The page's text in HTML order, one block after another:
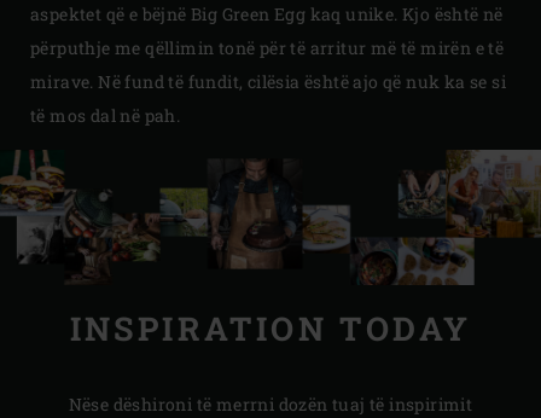
aspektet që e bëjnë Big Green Egg kaq unike. Kjo është në
përputhje me qëllimin tonë për të arritur më të mirën e të
mirave. Në fund të fundit, cilësia është ajo që nuk ka se si
të mos dal në pah.
INSPIRATION TODAY
Nëse dëshironi të merrni dozën tuaj të inspirimit